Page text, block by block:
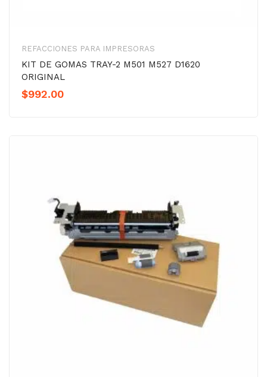
REFACCIONES PARA IMPRESORAS
KIT DE GOMAS TRAY-2 M501 M527 D1620
ORIGINAL
$992.00